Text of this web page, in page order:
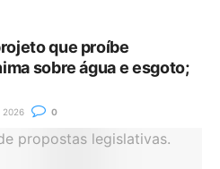
que proíbe
sobre água e esgoto;
2026 0